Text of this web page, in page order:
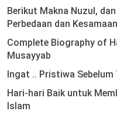
Berikut Makna Nuzul,
Perbedaan dan Kesamaan
Complete Biography of
Musayyab
Ingat .. Pristiwa Sebelum
Hari-hari Baik untuk
Islam